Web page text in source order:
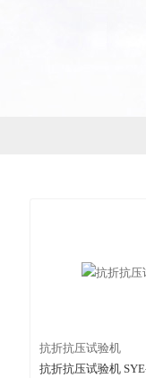
抗折抗压试验机
抗折抗压试验机